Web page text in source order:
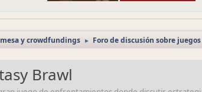
y crowdfundings ► Foro de discusión sobre
Brawl